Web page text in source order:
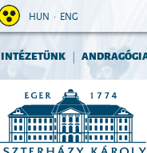
HUN • ENG
INTÉZETÜNK |